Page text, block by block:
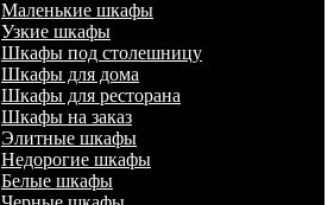
Маленькие шкафы
Узкие шкафы
Шкафы под столешницу
Шкафы для дома
Шкафы для ресторана
Шкафы на заказ
Элитные шкафы
Недорогие шкафы
Белые шкафы